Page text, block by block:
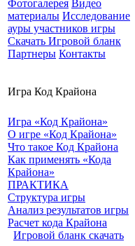
Фотогалерея Видео
материалы Исследование
ауры участников игры
Скачать Игровой бланк
Партнеры Контакты
Игра Код Крайона
Игра «Код Крайона»
О игре «Код Крайона»
Что такое Код Крайона
Как применять «Кода
Крайона»
ПРАКТИКА
Структура игры
Анализ результатов игры
Расчет кода Крайона
Игровой бланк скачать